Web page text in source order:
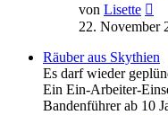
von Lisette
22. November
Räuber aus Skythien
Es darf wieder
Ein Ein-Arbeiter-
Bandenführer ab 10